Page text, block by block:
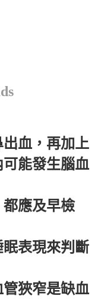
血，再加上
能發生腦血
應及早檢
表現來判斷
狹窄是缺血